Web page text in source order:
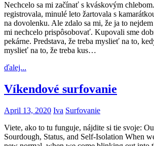
Nechcelo sa mi začínať s kváskovým
registrovala, minulé leto žartovala s
na dovolenku. Ale zdalo sa mi, že ja to
mi nechcelo prispôsobovať. Kupovali sme
pekárne. Predstava, že treba myslieť na to,
myslieť na to, že treba kus…
ďalej...
Víkendové surfovanie
April 13, 2020 Iva Surfovanie
Viete, ako to tu funguje, nájdite si tie svoje:
Sourdough, Status, and Self-Isolation When